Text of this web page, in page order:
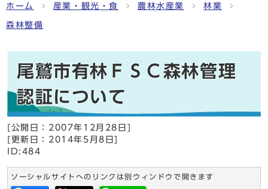
ホーム 産業・観光・食 農林水産業 林業
森林整備
尾鷲市有林ＦＳＣ森林管理
認証について
[公開日： 2007年12月28日
[更新日： 2014年5月8日
ID:484
ソーシャルサイトへのリンクは別ウィンドウで開きます